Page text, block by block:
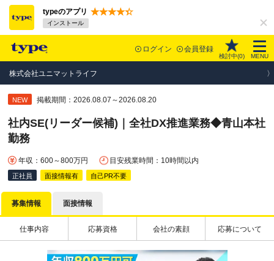
typeのアプリ
インストール
ログイン 会員登録
検討中(0) MENU
株式会社ユニマットライフ
NEW 掲載期間：2026.08.07～2026.08.20
社内SE(リーダー候補)｜全社DX推進業務◆青山本社
勤務
年収：600～800万円 目安残業時間：10時間以内
正社員 面接情報有 自己PR不要
募集情報 面接情報
仕事内容 応募資格 会社の素顔 応募について